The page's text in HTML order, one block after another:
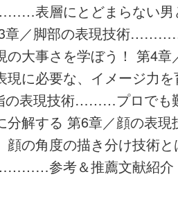
表層にとどまらない男
章／脚部の表現技術
の大事さを学ぼう！ 第4章
必要な、イメージ力を
の表現技術………プロでも
分解する 第6章／顔の
顔の角度の描き分け技術
参考＆推薦文献紹介